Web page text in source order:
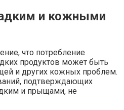
и кожными
что потребление
продуктов может быть
и других кожных проблем.
подтверждающих
и прыщами, не